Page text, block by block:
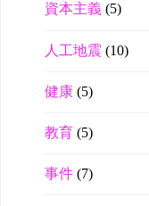
資本主義(5)
人工地震 (10)
健康(5)
教育(5)
事件(7)